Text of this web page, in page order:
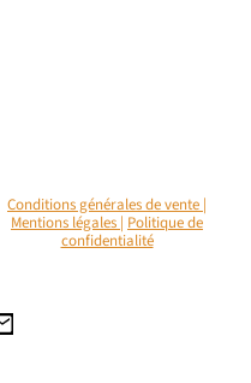
Conditions générales de vente |
Mentions légales | Politique de
confidentialité